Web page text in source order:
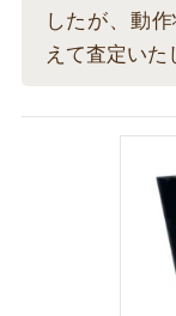
したが、動
えて査定いた